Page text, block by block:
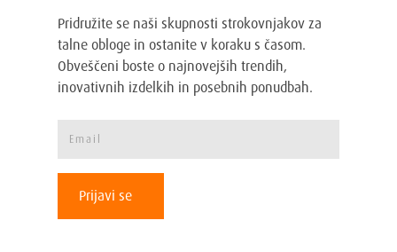
Pridružite se naši skupnosti strokovnjakov za
talne obloge in ostanite v koraku s časom.
Obveščeni boste o najnovejših trendih,
inovativnih izdelkih in posebnih ponudbah.
Prijavi se